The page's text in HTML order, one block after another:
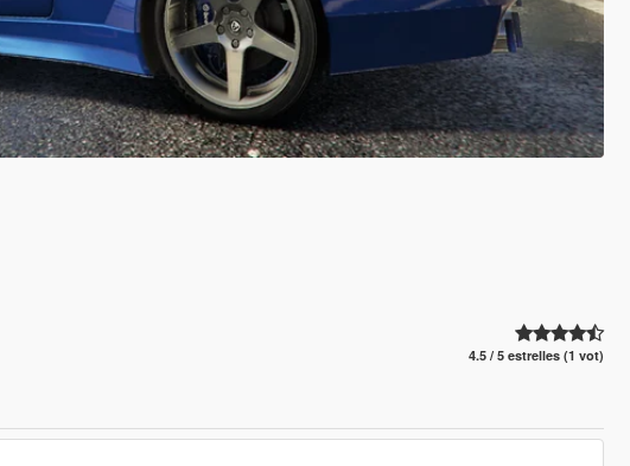
4.5 / 5 estrelles (1 vot)